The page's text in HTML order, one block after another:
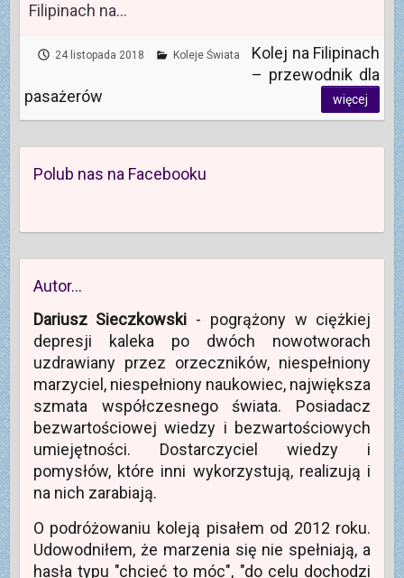
Filipinach na…
24 listopada 2018 Koleje Świata
Kolej na Filipinach
– przewodnik dla
pasażerów
więcej
Polub nas na Facebooku
Autor…
Dariusz Sieczkowski - pogrążony w ciężkiej
depresji kaleka po dwóch nowotworach
uzdrawiany przez orzeczników, niespełniony
marzyciel, niespełniony naukowiec, największa
szmata współczesnego świata. Posiadacz
bezwartościowej wiedzy i bezwartościowych
umiejętności. Dostarczyciel wiedzy i
pomysłów, które inni wykorzystują, realizują i
na nich zarabiają.
O podróżowaniu koleją pisałem od 2012 roku.
Udowodniłem, że marzenia się nie spełniają, a
hasła typu "chcieć to móc", "do celu dochodzi